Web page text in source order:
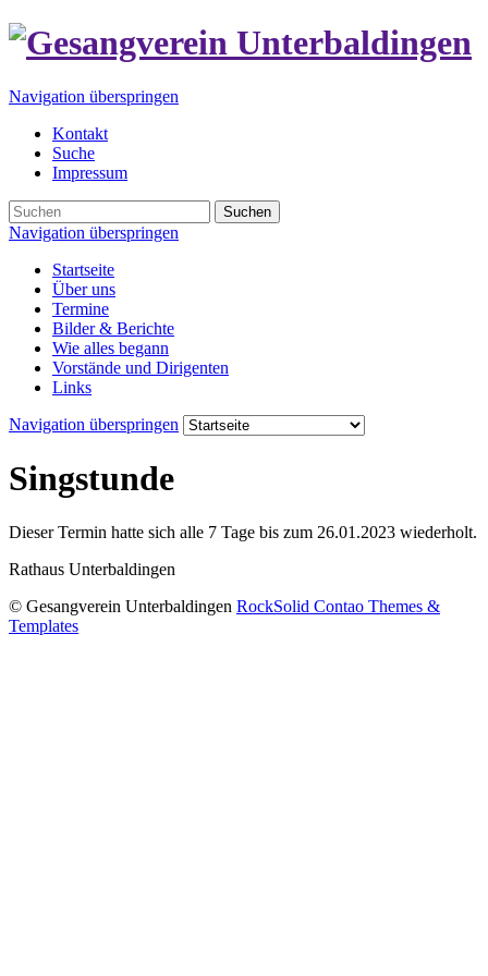
Navigation überspringen
Kontakt
Suche
Impressum
Suchen
Navigation überspringen
Startseite
Über uns
Termine
Bilder & Berichte
Wie alles begann
Vorstände und Dirigenten
Links
Navigation überspringen
Singstunde
Dieser Termin hatte sich alle 7 Tage bis zum 26.01.2023 wiederholt.
Rathaus Unterbaldingen
© Gesangverein Unterbaldingen RockSolid Contao Themes &
Templates